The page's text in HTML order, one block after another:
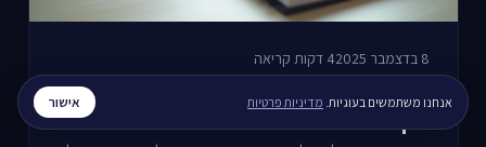
8 בדצמבר 2025 4 דקות קריאה
"החיים חוזרים לעצמם... ואני לא" - על
הקושי לחזור לשגרה
אנחנו משתמשים בעוגיות. מדיניות פרטיות אישור